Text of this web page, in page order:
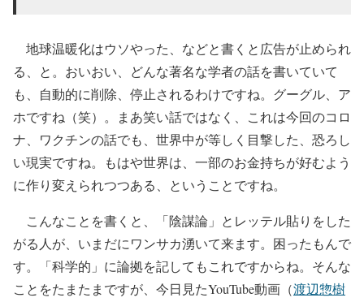
地球温暖化はウソやった、などと書くと広告が止められ
る、と。おいおい、どんな著名な学者の話を書いていて
も、自動的に削除、停止されるわけですね。グーグル、ア
ホですね（笑）。まあ笑い話ではなく、これは今回のコロ
ナ、ワクチンの話でも、世界中が等しく目撃した、恐ろし
い現実ですね。もはや世界は、一部のお金持ちが好むよう
に作り変えられつつある、ということですね。
こんなことを書くと、「陰謀論」とレッテル貼りをした
がる人が、いまだにワンサカ湧いて来ます。困ったもんで
す。「科学的」に論拠を記してもこれですからね。そんな
ことをたまたまですが、今日見たYouTube動画（渡辺惣樹